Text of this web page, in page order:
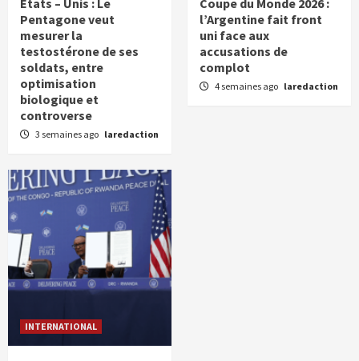
États – Unis : Le
Pentagone veut
mesurer la
testostérone de ses
soldats, entre
optimisation
biologique et
controverse
3 semaines ago laredaction
Coupe du Monde 2026 :
l’Argentine fait front
uni face aux
accusations de
complot
4 semaines ago laredaction
INTERNATIONAL